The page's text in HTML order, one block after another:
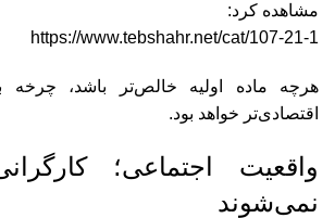
مشاهده کرد:
https://www.tebshahr.net/cat/107-21-1
هرچه ماده اولیه خالص‌تر باشد، چرخه
اقتصادی‌تر خواهد بود.
واقعیت اجتماعی؛
نمی‌شوند